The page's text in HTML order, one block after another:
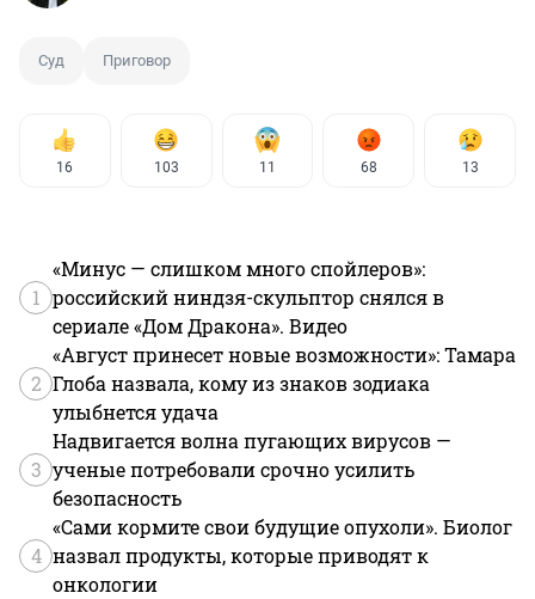
Суд Приговор
16 103 11 68 13
1
«Минус — слишком много спойлеров»:
российский ниндзя-скульптор снялся в
сериале «Дом Дракона». Видео
2
«Август принесет новые возможности»: Тамара
Глоба назвала, кому из знаков зодиака
улыбнется удача
3
Надвигается волна пугающих вирусов —
ученые потребовали срочно усилить
безопасность
4
«Сами кормите свои будущие опухоли». Биолог
назвал продукты, которые приводят к
онкологии